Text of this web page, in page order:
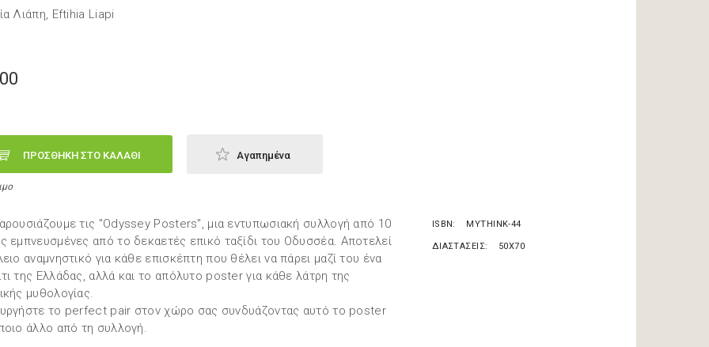
Λιάπη, Eftihia Liapi
ΠΡΟΣΘΗΚΗ ΣΤΟ ΚΑΛΑΘΙ Αγαπημένα
τις "Odyssey Posters", μια εντυπωσιακή συλλογή από 10
εμπνευσμένες από το δεκαετές επικό ταξίδι του Οδυσσέα. Αποτελεί
αναμνηστικό για κάθε επισκέπτη που θέλει να πάρει μαζί του ένα
της Ελλάδας, αλλά και το απόλυτo poster για κάθε λάτρη της
μυθολογίας.
το perfect pair στον χώρο σας συνδυάζοντας αυτό το poster
άλλο από τη συλλογή.
ISBN MYTHINK-44
ΔΙΑΣΤΑΣΕΙΣ 50X70